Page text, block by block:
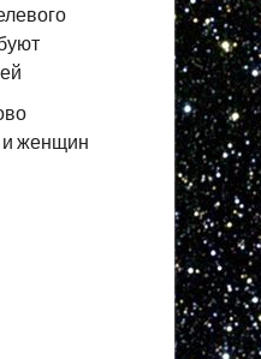
и женщин